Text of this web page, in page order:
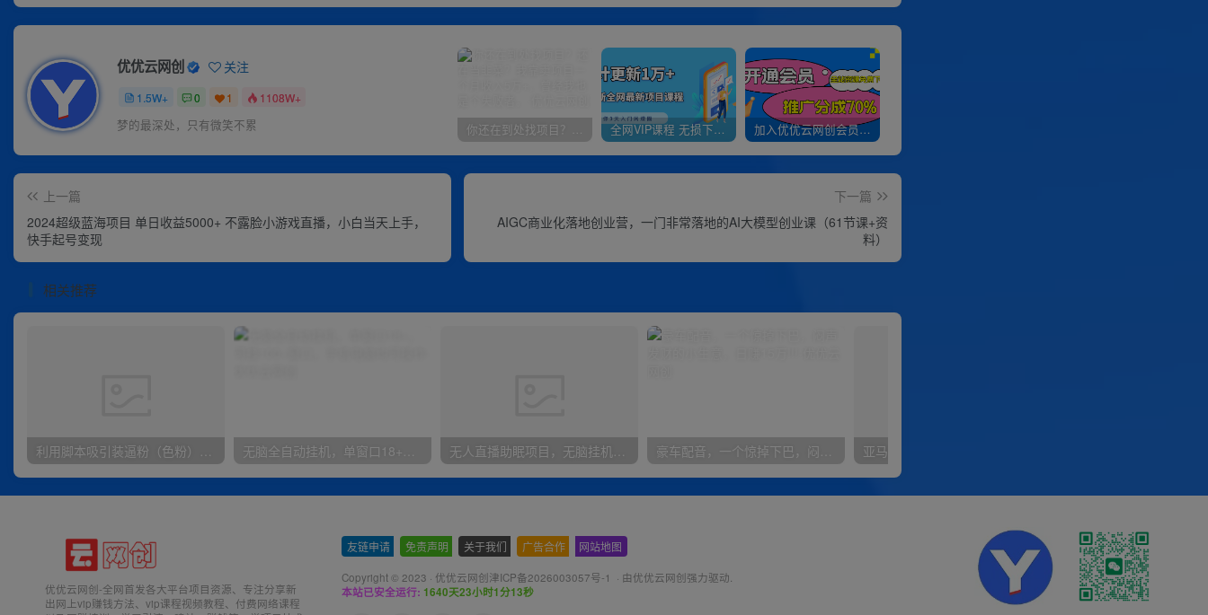
优优云网创 关注
1.5W+ 0 1 1108W+
梦的最深处，只有微笑不累 你还在到处找项目？还在当韭菜？我靠卖项目一个月收入5万+，曾经我也是个失败者。 全网VIP课程 无损下载~ 加入优优云网创会员，全站资源免费学习。
上一篇
2024超级蓝海项目 单日收益5000+ 不露脸小游戏直播，小白当天上手，
快手起号变现
下一篇
AIGC商业化落地创业营，一门非常落地的AI大模型创业课（61节课+资
料）
相关推荐
利用脚本吸引装逼粉（色粉），打造知识付费系统，附388元美女写真项目 无脑全自动挂机，单窗口18+，可挂100+窗口，手机电脑均可操作 无人直播助眠项目，无脑挂机，操作简单，解放双手，礼物刷不停 豪车配音，一个惊掉下巴，闷声发财的小生意，日赚15万!!!
优优云网创-全网首发各大平台项目资源、专注分享新
出网上vip赚钱方法、vip课程视频教程、付费网络课程
友链申请 免责声明 关于我们 广告合作 网站地图
Copyright © 2023 · 优优云网创津ICP备2026003057号-1 · 由优优云网创强力驱动.
本站已安全运行: 1640天23小时1分14秒